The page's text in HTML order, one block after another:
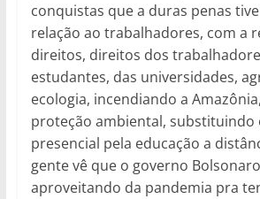
conquistas que a duras penas
relação ao trabalhadores, com a
direitos, direitos dos
estudantes, das universidades,
ecologia, incendiando a
proteção ambiental, substituindo
presencial pela educação a
gente vê que o governo
aproveitando da pandemia pra